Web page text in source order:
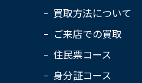
買取方法について
ご来店での買取
住民票コース
身分証コース